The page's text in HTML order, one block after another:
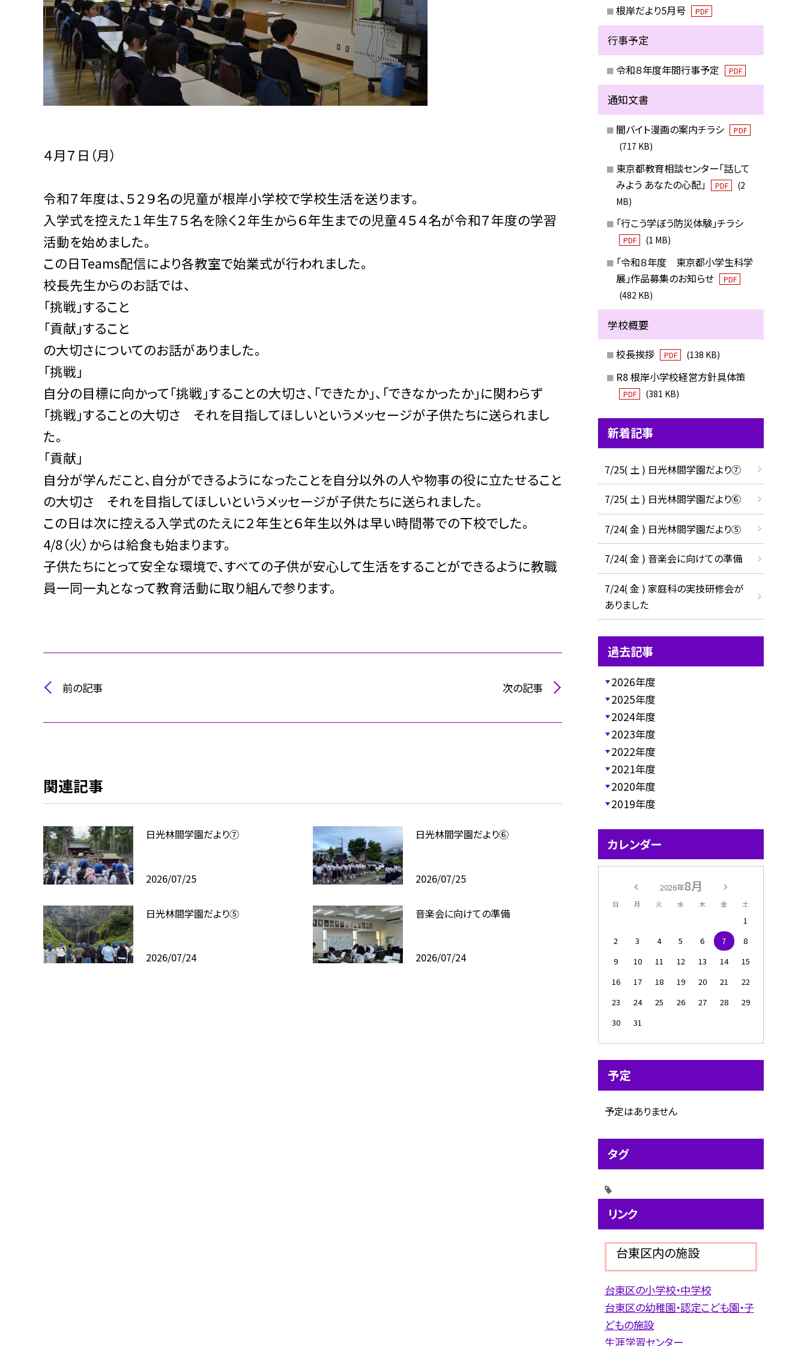
４月７日（月）
令和７年度は、５２９名の児童が根岸小学校で学校生活を送ります。
入学式を控えた１年生７５名を除く２年生から６年生までの児童４５４名が令和７年度の学習
活動を始めました。
この日Teams配信により各教室で始業式が行われました。
校長先生からのお話では、
「挑戦」すること
「貢献」すること
の大切さについてのお話がありました。
「挑戦」
自分の目標に向かって「挑戦」することの大切さ、「できたか」、「できなかったか」に関わらず
「挑戦」することの大切さ それを目指してほしいというメッセージが子供たちに送られまし
た。
「貢献」
自分が学んだこと、自分ができるようになったことを自分以外の人や物事の役に立たせること
の大切さ それを目指してほしいというメッセージが子供たちに送られました。
この日は次に控える入学式のたえに２年生と６年生以外は早い時間帯での下校でした。
4/8（火）からは給食も始まります。
子供たちにとって安全な環境で、すべての子供が安心して生活をすることができるように教職
員一同一丸となって教育活動に取り組んで参ります。
前の記事 次の記事
関連記事
日光林間学園だより⑦
2026/07/25
日光林間学園だより⑥
2026/07/25
日光林間学園だより⑤
2026/07/24
音楽会に向けての準備
2026/07/24
根岸だより5月号 PDF
行事予定
令和８年度年間行事予定 PDF
通知文書
闇バイト漫画の案内チラシ PDF
(717 KB)
東京都教育相談センター「話して
みよう あなたの心配」
PDF
(2
MB)
「行こう学ぼう防災体験」チラシ
PDF (1 MB)
「令和８年度 東京都小学生科学
展」作品募集のお知らせ
PDF
(482 KB)
学校概要
校長挨拶 PDF (138 KB)
R8 根岸小学校経営方針具体策
PDF (381 KB)
新着記事
7/25( 土 ) 日光林間学園だより⑦
7/25( 土 ) 日光林間学園だより⑥
7/24( 金 ) 日光林間学園だより⑤
7/24( 金 ) 音楽会に向けての準備
7/24( 金 ) 家庭科の実技研修会が
ありました
過去記事
2026年度
2025年度
2024年度
2023年度
2022年度
2021年度
2020年度
2019年度
カレンダー
2026年8月
日 月 火 水 木 金 土
1
2
3 4 5 6 7
8
9
10 11 12 13 14
15
16
17 18 19 20 21
22
23
24 25 26 27 28
29
30
31
予定
予定はありません
タグ
リンク
台東区内の施設
台東区の小学校・中学校
台東区の幼稚園・認定こども園・子
どもの施設
生涯学習センター